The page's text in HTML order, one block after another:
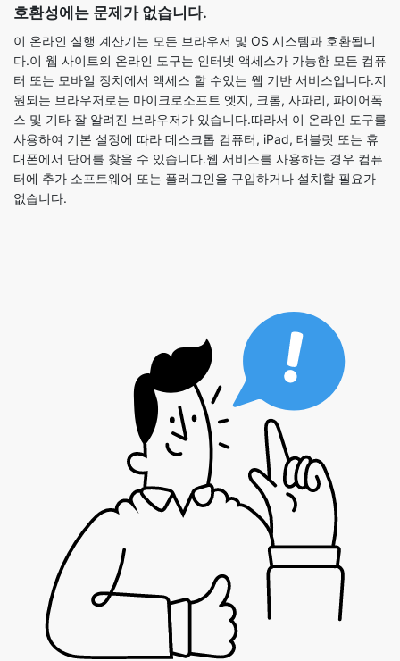
호환성에는 문제가 없습니다.
이 온라인 실행 계산기는 모든 브라우저 및 OS 시스템과 호환됩니
다.이 웹 사이트의 온라인 도구는 인터넷 액세스가 가능한 모든 컴퓨
터 또는 모바일 장치에서 액세스 할 수있는 웹 기반 서비스입니다.지
원되는 브라우저로는 마이크로소프트 엣지, 크롬, 사파리, 파이어폭
스 및 기타 잘 알려진 브라우저가 있습니다.따라서 이 온라인 도구를
사용하여 기본 설정에 따라 데스크톱 컴퓨터, iPad, 태블릿 또는 휴
대폰에서 단어를 찾을 수 있습니다.웹 서비스를 사용하는 경우 컴퓨
터에 추가 소프트웨어 또는 플러그인을 구입하거나 설치할 필요가
없습니다.